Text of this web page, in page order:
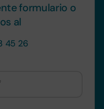
formulario o
al
45 26